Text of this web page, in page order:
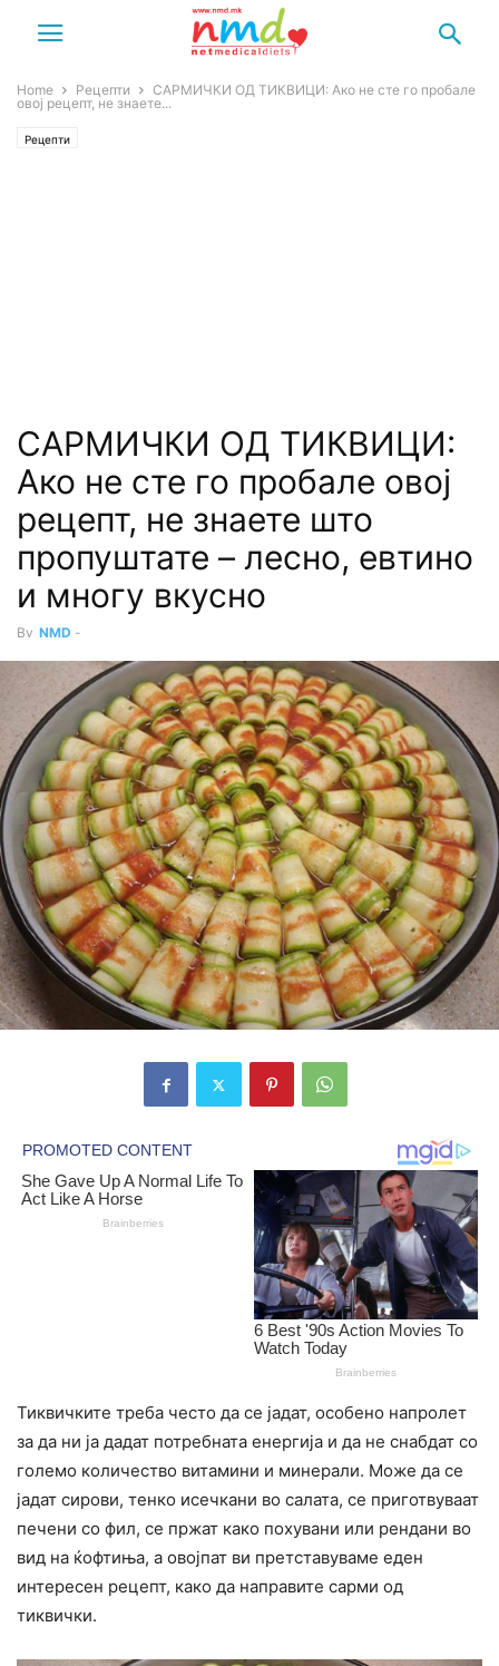
Home Рецепти
САРМИЧКИ ОД ТИКВИЦИ: Ако не сте го пробале
овој рецепт, не знаете...
Рецепти
САРМИЧКИ ОД ТИКВИЦИ:
Ако не сте го пробале овој
рецепт, не знаете што
пропуштате – лесно, евтино
и многу вкусно
By NMD -
Тиквичките треба често да се јадат, особено напролет
за да ни ја дадат потребната енергија и да не снабдат со
големо количество витамини и минерали. Може да се
јадат сирови, тенко исечкани во салата, се приготвуваат
печени со фил, се пржат како похувани или рендани во
вид на ќофтиња, а овојпат ви претставуваме еден
интересен рецепт, како да направите сарми од
тиквички.